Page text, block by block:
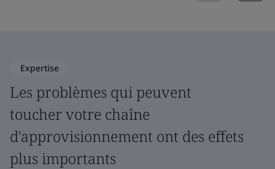
Expertise
Les problèmes qui peuvent
toucher votre chaîne
d'approvisionnement ont des effets
plus importants